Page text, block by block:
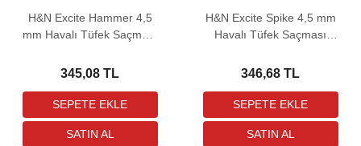
H&N Excite Hammer 4,5
mm Havalı Tüfek Saçması
345,08 TL
H&N Excite Spike 4,5 mm
Havalı Tüfek Saçması
346,68 TL